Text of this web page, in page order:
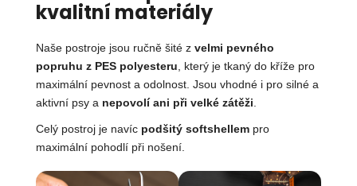
kvalitní materiály
Naše postroje jsou ručně šité z velmi pevného
popruhu z PES polyesteru , který je tkaný do kříže pro
maximální pevnost a odolnost. Jsou vhodné i pro silné a
aktivní psy a nepovolí ani při velké zátěži
Celý postroj je navíc podšitý softshellem pro
maximální pohodlí při nošení.